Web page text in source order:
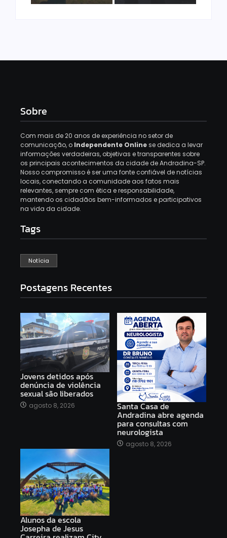
Sobre
Com mais de 20 anos de experiência no setor de
comunicação, o Independente Onlinese dedica a levar
informações verdadeiras, objetivas e transparentes sobre
os principais acontecimentos da cidade de Andradina-SP.
Nosso compromisso é ser uma fonte confiável de notícias
locais, conectando a comunidade aos fatos mais
relevantes, sempre com ética e responsabilidade,
mantendo os cidadãos bem-informados e participativos
na vida da cidade.
Tags
Notícia
Postagens Recentes
Jovens detidos após
denúncia de violência
sexual são liberados
agosto 8, 2026 Santa Casa de
Andradina abre agenda
para consultas com
neurologista
agosto 8, 2026
Alunos da escola
Josepha de Jesus